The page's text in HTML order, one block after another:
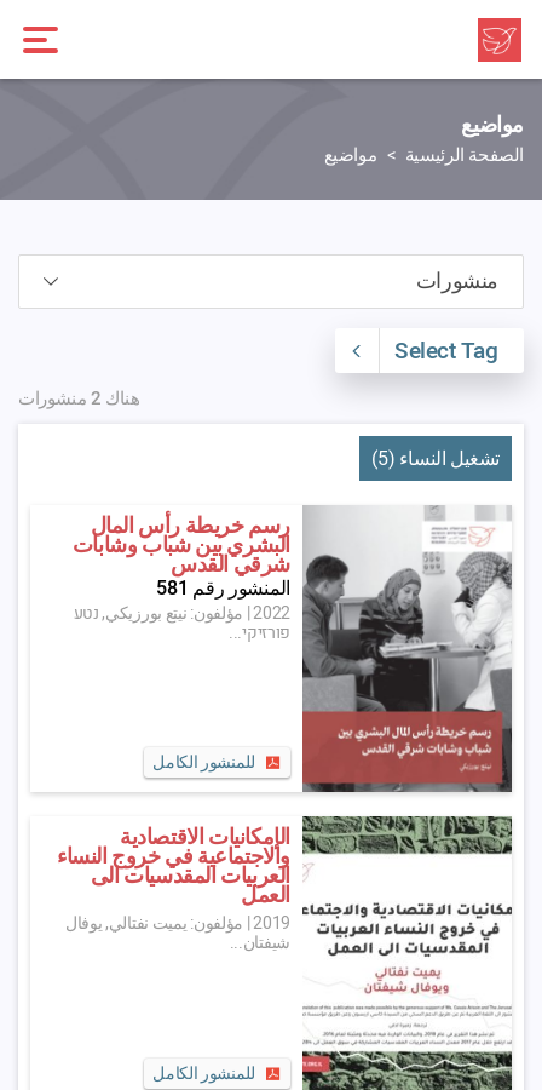
مواضيع
الصفحة الرئيسية مواضيع
Select Tag
هناك 2 منشورات
تشغيل النساء (5)
رسم خريطة رأس المال
البشري بين شباب وشابات
شرقي القدس
المنشور رقم 581
2022
| مؤلفون: نيتع بورزيكي, נטע
פורזיקי...
للمنشور الكامل
الإمكانيات الاقتصادية
والاجتماعية في خروج النساء
العربيات المقدسيات الى
العمل
2019
| مؤلفون: يميت نفتالي, يوفال
شيفتان...
للمنشور الكامل